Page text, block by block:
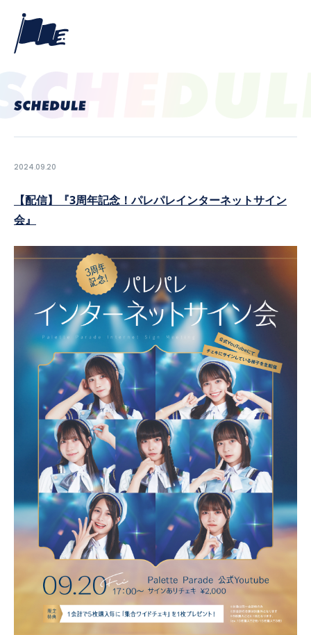
PROFILE
NEWS
SCHEDULE
VIDEO
CONTACT
2024.09.20
【配信】『3周年記念！パレパレインターネットサイン
会』